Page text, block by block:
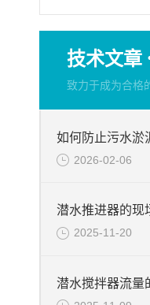
技术文章
致力于成为合格
如何防止污水淤
2026-02-06
潜水推进器的现
2025-11-20